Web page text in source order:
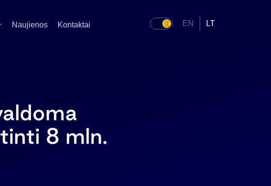
Naujienos Kontaktai EN LT
8 mln.